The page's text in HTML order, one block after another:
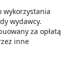
wykorzystania
wydawcy.
za opłatą
inne